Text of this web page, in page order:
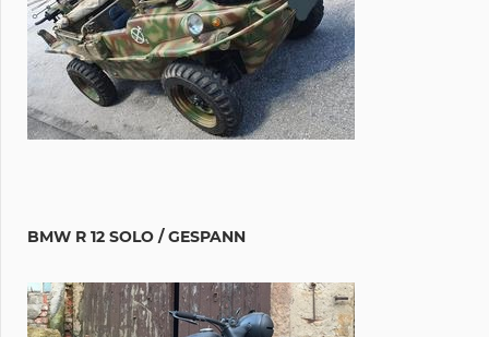
BMW R 12 SOLO / GESPANN